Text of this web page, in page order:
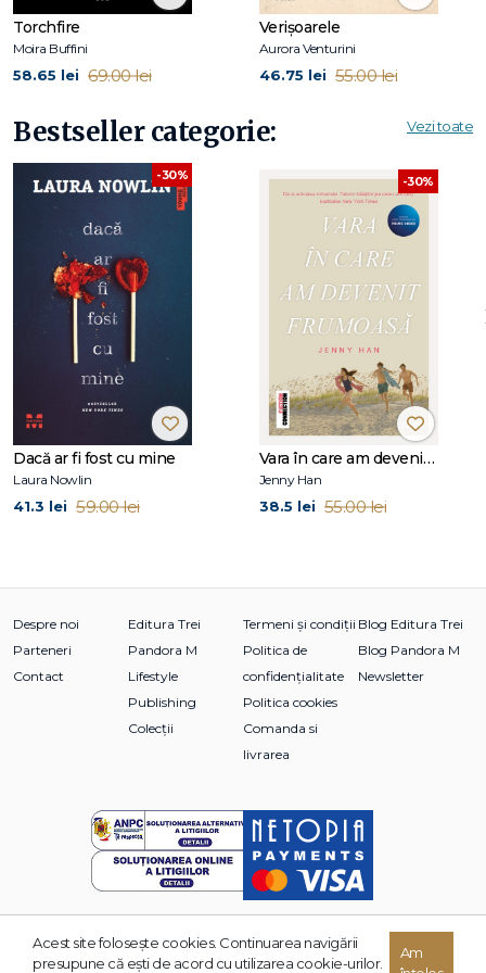
Torchfire
Moira Buffini
58.65 lei 69.00 lei
Verișoarele
Aurora Venturini
46.75 lei 55.00 lei
Bestseller categorie: Vezi toate
-30%
Dacă ar fi fost cu mine
Laura Nowlin
41.3 lei 59.00 lei
-30%
Vara în care am devenit frumoasă (seria Vara, vol. 1, ediție tie-in)
Jenny Han
38.5 lei 55.00 lei
Despre noi
Parteneri
Contact
Editura Trei
Pandora M
Lifestyle
Publishing
Colecții
Termeni și condiții
Politica de
confidențialitate
Politica cookies
Comanda si
livrarea
Blog Editura Trei
Blog Pandora M
Newsletter
© 2026 Grupul Editorial TREI. Toate drepturile rezervate.
Acest site foloseşte cookies. Continuarea navigării
presupune că eşti de acord cu utilizarea cookie-urilor.
Am